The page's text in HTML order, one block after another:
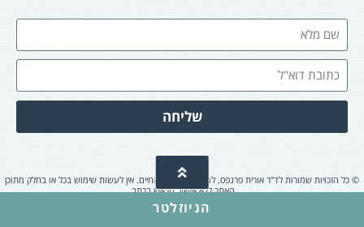
שליחה
הניוזלטר
© כל הזכויות שמורות לד”ר אורית פרנפס, למידה מתנועת החיים. אין לעשות שימוש בכל או בחלק מתוכן
האתר ללא אישור מראש בכתב.